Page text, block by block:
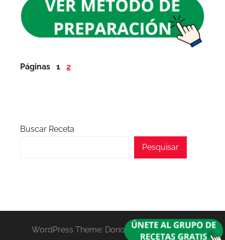
Páginas 1 2
Buscar Receta
Pesquisar
WordPress Theme: Donovan by ThemeZee.